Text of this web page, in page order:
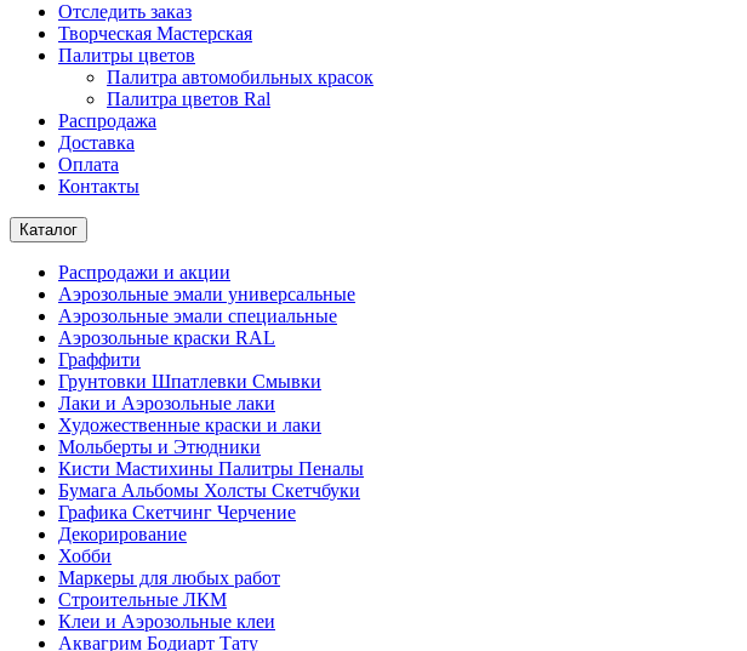
Отследить заказ
Творческая Мастерская
Палитры цветов
Палитра автомобильных красок
Палитра цветов Ral
Распродажа
Доставка
Оплата
Контакты
Каталог
Распродажи и акции
Аэрозольные эмали универсальные
Аэрозольные эмали специальные
Аэрозольные краски RAL
Граффити
Грунтовки Шпатлевки Смывки
Лаки и Аэрозольные лаки
Художественные краски и лаки
Мольберты и Этюдники
Кисти Мастихины Палитры Пеналы
Бумага Альбомы Холсты Скетчбуки
Графика Скетчинг Черчение
Декорирование
Хобби
Маркеры для любых работ
Строительные ЛКМ
Клеи и Аэрозольные клеи
Аквагрим Бодиарт Тату